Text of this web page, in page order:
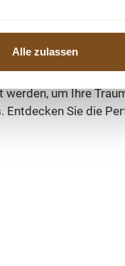
Alle zulassen
Zeit und Mühe zu
zu entfernen.
um Ihre
Sie die